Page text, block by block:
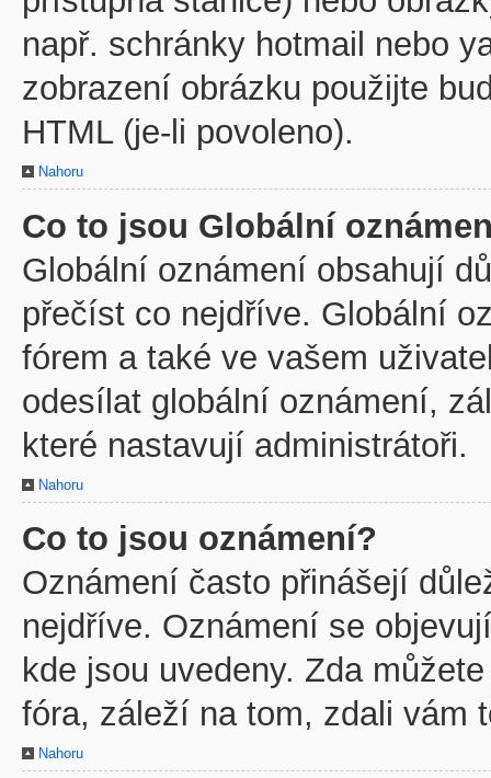
např. schránky hotmail nebo
zobrazení obrázku použijte
HTML (je-li povoleno).
Nahoru
Co to jsou Globální
Globální oznámení obsahují
přečíst co nejdříve. Globální
fórem a také ve vašem
odesílat globální oznámení,
které nastavují administrátoři.
Nahoru
Co to jsou oznámení?
Oznámení často přinášejí
nejdříve. Oznámení se
kde jsou uvedeny. Zda
fóra, záleží na tom, zdali vám
Nahoru